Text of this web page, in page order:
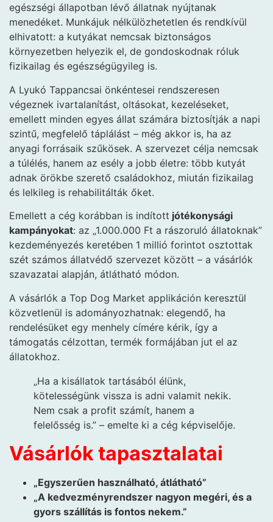
egészségi állapotban lévő állatnak nyújtanak
menedéket. Munkájuk nélkülözhetetlen és rendkívül
elhivatott: a kutyákat nemcsak biztonságos
környezetben helyezik el, de gondoskodnak róluk
fizikailag és egészségügyileg is.
A Lyukó Tappancsai önkéntesei rendszeresen
végeznek ivartalanítást, oltásokat, kezeléseket,
emellett minden egyes állat számára biztosítják a napi
szintű, megfelelő táplálást – még akkor is, ha az
anyagi forrásaik szűkösek. A szervezet célja nemcsak
a túlélés, hanem az esély a jobb életre: több kutyát
adnak örökbe szerető családokhoz, miután fizikailag
és lelkileg is rehabilitálták őket.
Emellett a cég korábban is indított jótékonysági
kampányokat: az „1.000.000 Ft a rászoruló állatoknak”
kezdeményezés keretében 1 millió forintot osztottak
szét számos állatvédő szervezet között – a vásárlók
szavazatai alapján, átlátható módon.
A vásárlók a Top Dog Market applikáción keresztül
közvetlenül is adományozhatnak: elegendő, ha
rendelésüket egy menhely címére kérik, így a
támogatás célzottan, termék formájában jut el az
állatokhoz.
„Ha a kisállatok tartásából élünk,
kötelességünk vissza is adni valamit nekik.
Nem csak a profit számít, hanem a
felelősség is.” – emelte ki a cég képviselője.
Vásárlók tapasztalatai
„Egyszerűen használható, átlátható”
„A kedvezményrendszer nagyon megéri, és a
gyors szállítás is fontos nekem.”